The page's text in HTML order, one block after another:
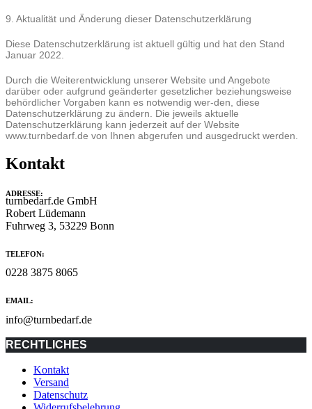
9. Aktualität und Änderung dieser Datenschutzerklärung
Diese Datenschutzerklärung ist aktuell gültig und hat den Stand
Januar 2022.
Durch die Weiterentwicklung unserer Website und Angebote
darüber oder aufgrund geänderter gesetzlicher beziehungsweise
behördlicher Vorgaben kann es notwendig wer-den, diese
Datenschutzerklärung zu ändern. Die jeweils aktuelle
Datenschutzerklärung kann jederzeit auf der Website
www.turnbedarf.de von Ihnen abgerufen und ausgedruckt werden.
Kontakt
ADRESSE:
turnbedarf.de GmbH
Robert Lüdemann
Fuhrweg 3, 53229 Bonn
TELEFON:
0228 3875 8065
EMAIL:
info@turnbedarf.de
RECHTLICHES
Kontakt
Versand
Datenschutz